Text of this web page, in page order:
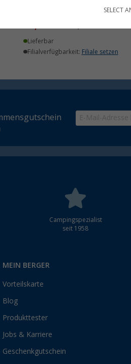
Reisekissen dunkelblau/gelb
Lieferbar
Filialverfügbarkeit: Filiale setzen
Campingspezialist
seit 1958
MEIN BERGER
Vorteilskarte
Blog
Produkttester
Jobs & Karriere
Geschenkgutschein
SELECT